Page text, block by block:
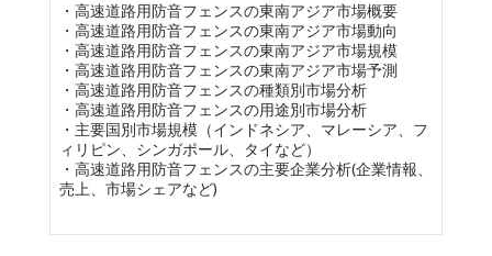
・高速道路用防音フェンスの東南アジア市場概要
・高速道路用防音フェンスの東南アジア市場動向
・高速道路用防音フェンスの東南アジア市場規模
・高速道路用防音フェンスの東南アジア市場予測
・高速道路用防音フェンスの種類別市場分析
・高速道路用防音フェンスの用途別市場分析
・主要国別市場規模（インドネシア、マレーシア、フ
ィリピン、シンガポール、タイなど）
・高速道路用防音フェンスの主要企業分析(企業情報、
売上、市場シェアなど)